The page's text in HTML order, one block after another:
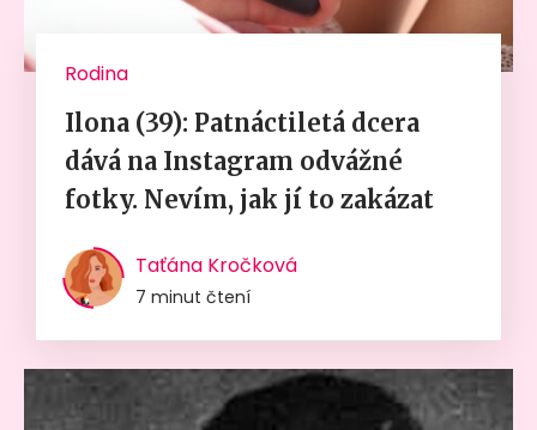
Rodina
Ilona (39): Patnáctiletá dcera
dává na Instagram odvážné
fotky. Nevím, jak jí to zakázat
Taťána Kročková
7 minut čtení